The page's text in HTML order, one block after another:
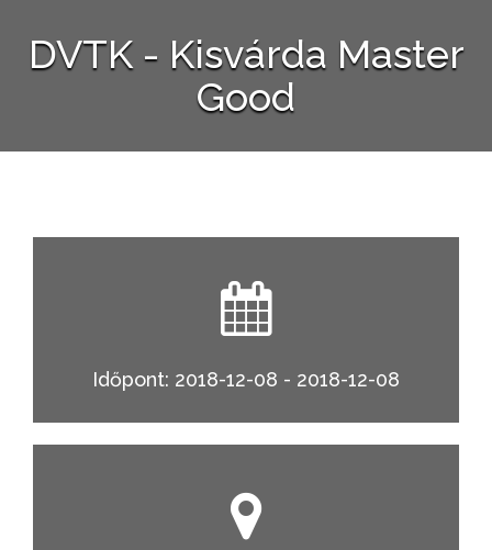
DVTK - Kisvárda Master
Good
Időpont: 2018-12-08 - 2018-12-08